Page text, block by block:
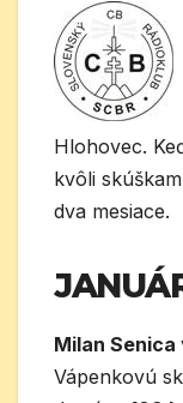
Hlohovec.
kvôli
dva mesiace.
Milan Senica
Vápenkovú